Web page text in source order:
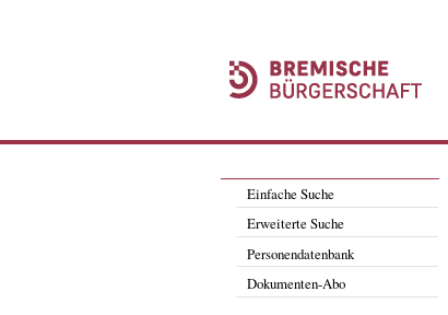
Einfache Suche
Erweiterte Suche
Personendatenbank
Dokumenten-Abo